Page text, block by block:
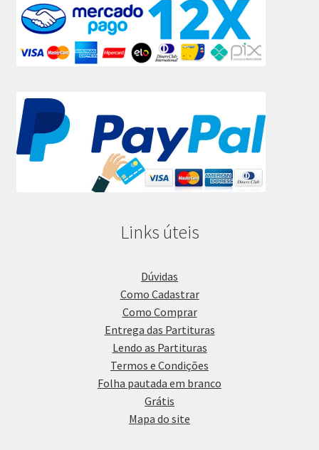
Links úteis
Dúvidas
Como Cadastrar
Como Comprar
Entrega das Partituras
Lendo as Partituras
Termos e Condições
Folha pautada em branco
Grátis
Mapa do site